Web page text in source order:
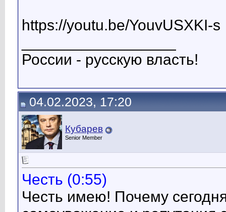
https://youtu.be/YouvUSXKI-s
России - русскую власть!
04.02.2023, 17:20
Кубарев
Senior Member
Честь (0:55)
Честь имею! Почему